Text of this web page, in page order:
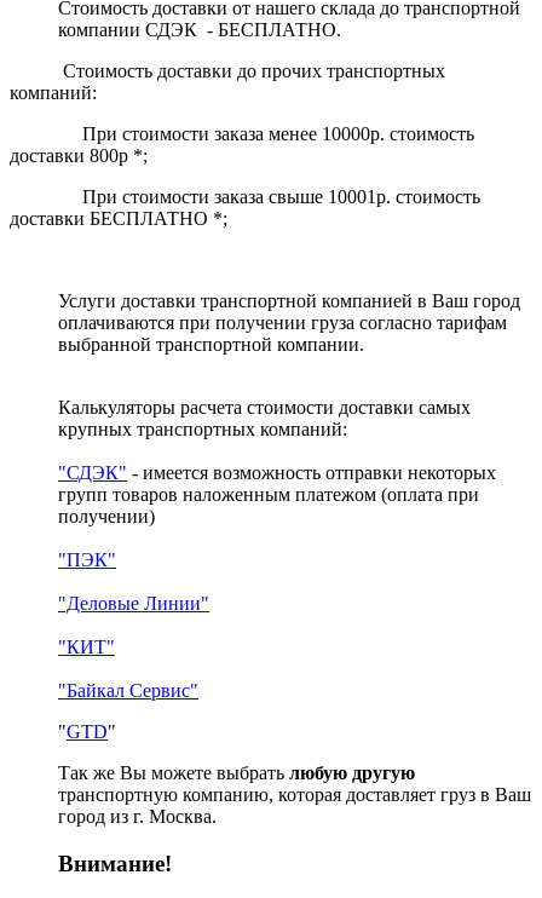
Стоимость доставки от нашего склада до транспортной
компании СДЭК - БЕСПЛАТНО.
Стоимость доставки до прочих транспортных
компаний:
При стоимости заказа менее 10000р. стоимость
доставки 800р *;
При стоимости заказа свыше 10001р. стоимость
доставки БЕСПЛАТНО *;
Услуги доставки транспортной компанией в Ваш город
оплачиваются при получении груза согласно тарифам
выбранной транспортной компании.
Калькуляторы расчета стоимости доставки самых
крупных транспортных компаний:
"СДЭК" - имеется возможность отправки некоторых
групп товаров наложенным платежом (оплата при
получении)
"ПЭК"
"Деловые Линии"
"КИТ"
"Байкал Сервис"
"GTD"
Так же Вы можете выбрать любую другую
транспортную компанию, которая доставляет груз в Ваш
город из г. Москва.
Внимание!